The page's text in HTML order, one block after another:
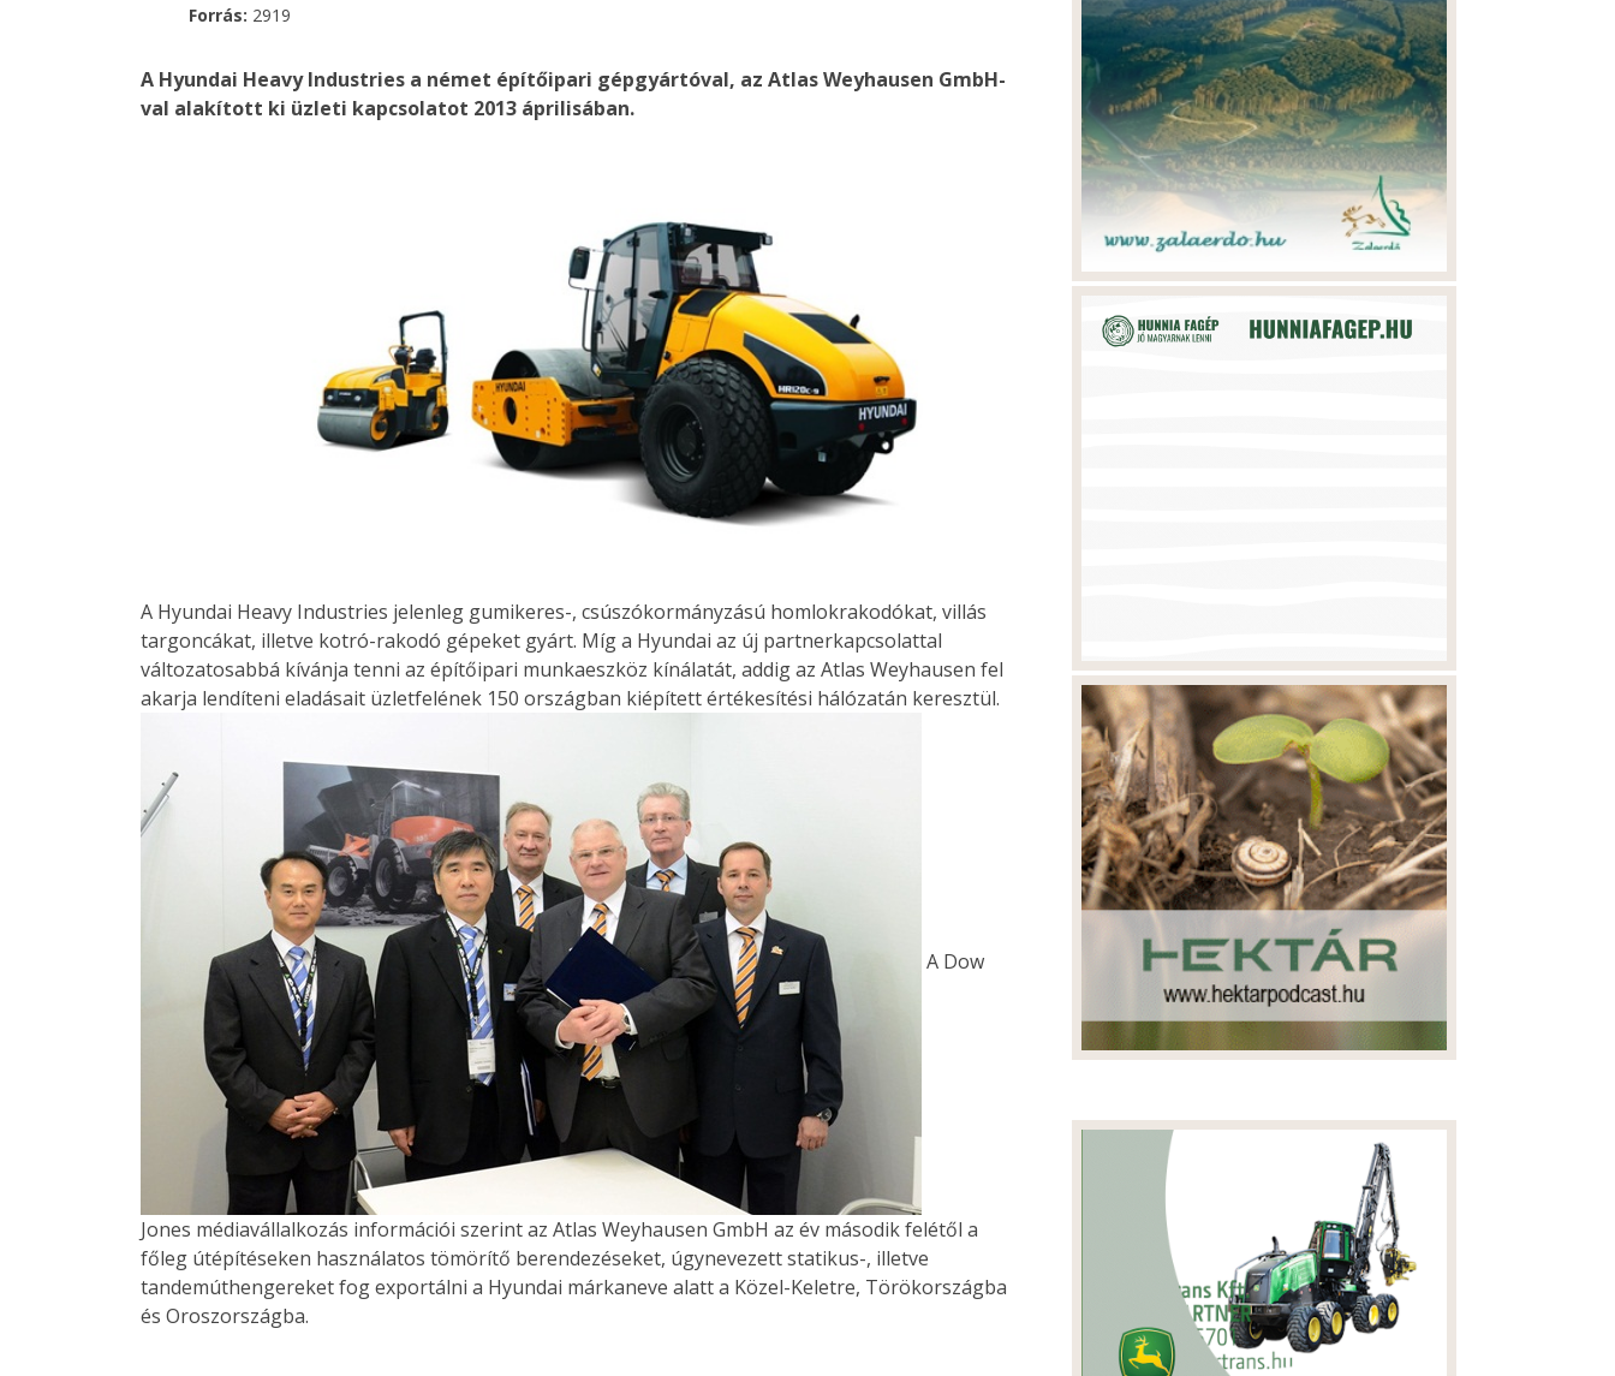
Forrás: 2919
A Hyundai Heavy Industries a német építőipari gépgyártóval, az Atlas Weyhausen GmbH-
val alakított ki üzleti kapcsolatot 2013 áprilisában.
A Hyundai Heavy Industries jelenleg gumikeres-, csúszókormányzású homlokrakodókat, villás
targoncákat, illetve kotró-rakodó gépeket gyárt. Míg a Hyundai az új partnerkapcsolattal
változatosabbá kívánja tenni az építőipari munkaeszköz kínálatát, addig az Atlas Weyhausen fel
akarja lendíteni eladásait üzletfelének 150 országban kiépített értékesítési hálózatán keresztül.
A Dow
Jones médiavállalkozás információi szerint az Atlas Weyhausen GmbH az év második felétől a
főleg útépítéseken használatos tömörítő berendezéseket, úgynevezett statikus-, illetve
tandemúthengereket fog exportálni a Hyundai márkaneve alatt a Közel-Keletre, Törökországba
és Oroszországba.